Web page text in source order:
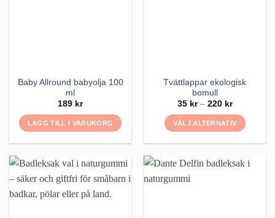
Baby Allround babyolja 100
ml
189 kr
LÄGG TILL I VARUKORG
Tvättlappar ekologisk
bomull
35 kr – 220 kr
till
220 kr
VÄLJ ALTERNATIV
produkten